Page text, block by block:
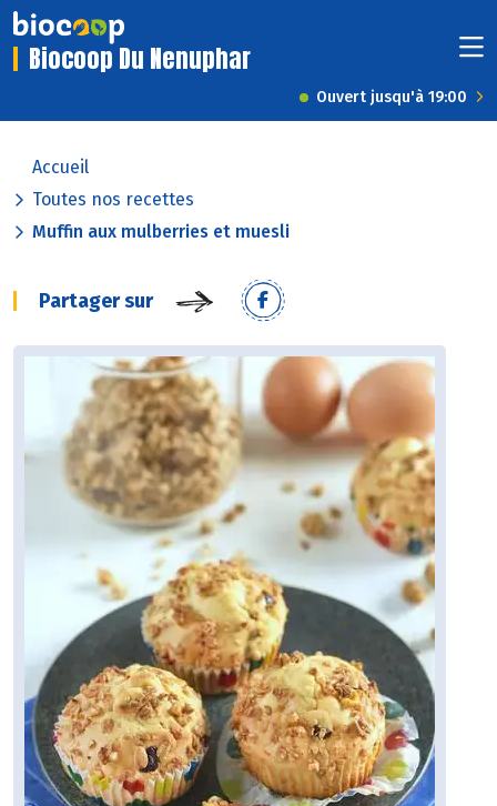
Biocoop Du Nenuphar
Ouvert jusqu'à 19:00
Accueil
Toutes nos recettes
Muffin aux mulberries et muesli
Partager sur